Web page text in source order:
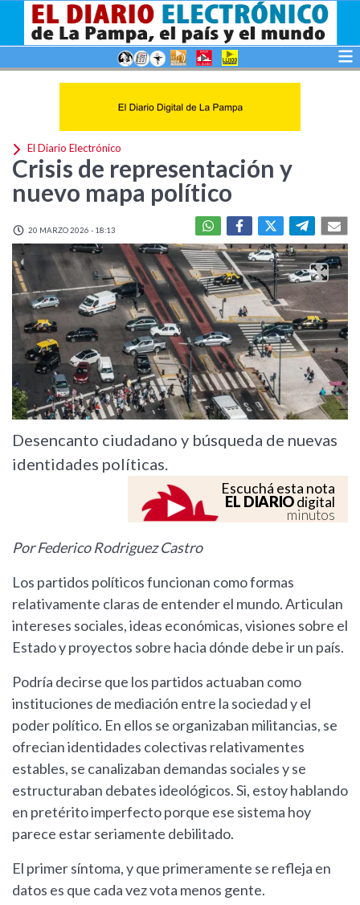
El Diario Electrónico
Crisis de representación y
nuevo mapa político
20 MARZO 2026 - 18:13
Desencanto ciudadano y búsqueda de nuevas
identidades políticas.
Escuchá esta nota
EL DIARIOdigital
minutos
Por Federico Rodriguez Castro
Los partidos políticos funcionan como formas
relativamente claras de entender el mundo. Articulan
intereses sociales, ideas económicas, visiones sobre el
Estado y proyectos sobre hacia dónde debe ir un país.
Podría decirse que los partidos actuaban como
instituciones de mediación entre la sociedad y el
poder político. En ellos se organizaban militancias, se
ofrecian identidades colectivas relativamentes
estables, se canalizaban demandas sociales y se
estructuraban debates ideológicos. Si, estoy hablando
en pretérito imperfecto porque ese sistema hoy
parece estar seriamente debilitado.
El primer síntoma, y que primeramente se refleja en
datos es que cada vez vota menos gente.